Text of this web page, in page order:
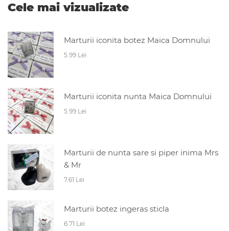
Cele mai vizualizate
Marturii iconita botez Maica Domnului
5.99 Lei
Marturii iconita nunta Maica Domnului
5.99 Lei
Marturii de nunta sare si piper inima Mrs
& Mr
7.61 Lei
Marturii botez ingeras sticla
6.71 Lei